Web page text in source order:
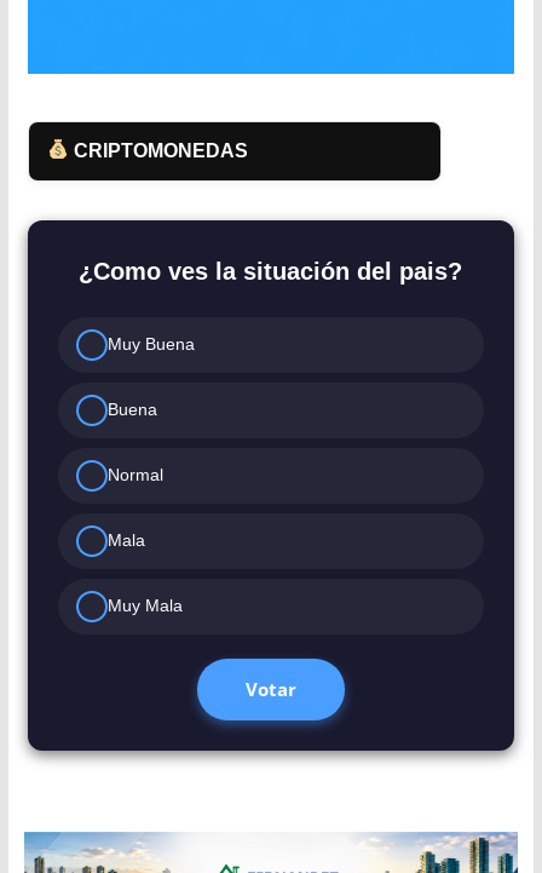
CRIPTOMONEDAS
¿Como ves la situación del pais?
Muy Buena
Buena
Normal
Mala
Muy Mala
Votar